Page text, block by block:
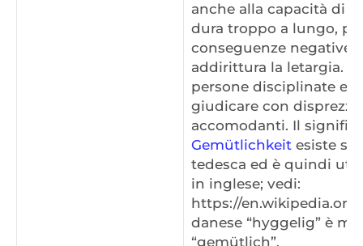
anche alla capacità di
dura troppo a lungo,
conseguenze negative.
addirittura la letargia.
persone disciplinate e
giudicare con
accomodanti. Il
Gemütlichkeitesiste
tedesca ed è quindi
in inglese; vedi:
https://
danese “hyggelig” è
“gemütlich”.